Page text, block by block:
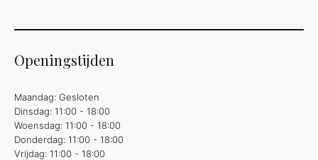
Openingstijden
Maandag: Gesloten
Dinsdag: 11:00 - 18:00
Woensdag: 11:00 - 18:00
Donderdag: 11:00 - 18:00
Vrijdag: 11:00 - 18:00